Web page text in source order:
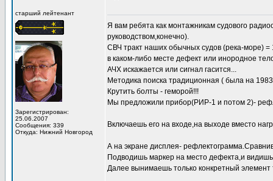
старший лейтенант
Зарегистрирован:
25.06.2007
Сообщения: 339
Откуда: Нижний Новгород
Я вам ребята как монтажникам судового
руководством,конечно).
СВЧ тракт наших обычных судов (река-море) =
в каком-либо месте дефект или инородное
АЧХ искажается или сигнал гасится...
Методика поиска традиционная ( была на
Крутить болты - геморой!!!
Мы предложили прибор(РИР-1 и потом 2)-
Включаешь его на входе,на выходе вместо
А на экране дисплея-
Подводишь маркер на место дефекта,и
Далее вынимаешь только конкретный элемент